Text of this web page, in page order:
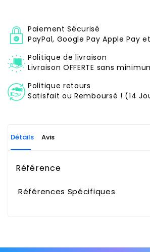
Paiement Sécurisé
PayPal, Google Pay Apple Pay
Politique de livraison
Livraison OFFERTE sans
Politique retours
Satisfait ou Remboursé ! (14
Détails Avis
Référence
Références Spécifiques